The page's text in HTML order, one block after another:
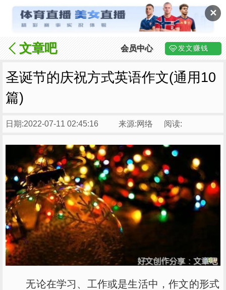
✕
文章吧 会员中心 发文赚钱
圣诞节的庆祝方式英语作文(通用10
篇)
日期:2022-07-11 02:45:16 来源:网络 阅读:
无论在学习、工作或是生活中，作文的形式